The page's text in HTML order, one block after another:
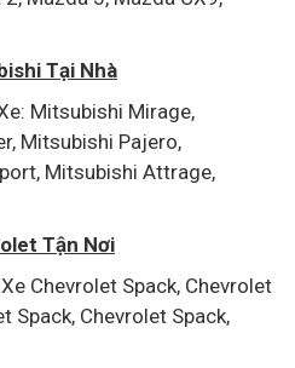
Tại Nhà
Mitsubishi Mirage,
Mitsubishi Pajero,
Mitsubishi Attrage,
Tận Nơi
Chevrolet Spack, Chevrolet
Spack, Chevrolet Spack,